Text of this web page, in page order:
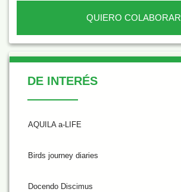
QUIERO COLABORAR
De Interés
DE INTERÉS
AQUILA a-LIFE
Birds journey diaries
Docendo Discimus